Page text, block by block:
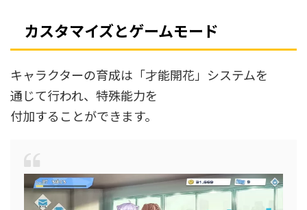
カスタマイズとゲームモード
キャラクターの育成は「才能開花」システムを
通じて行われ、特殊能力を
付加することができます。